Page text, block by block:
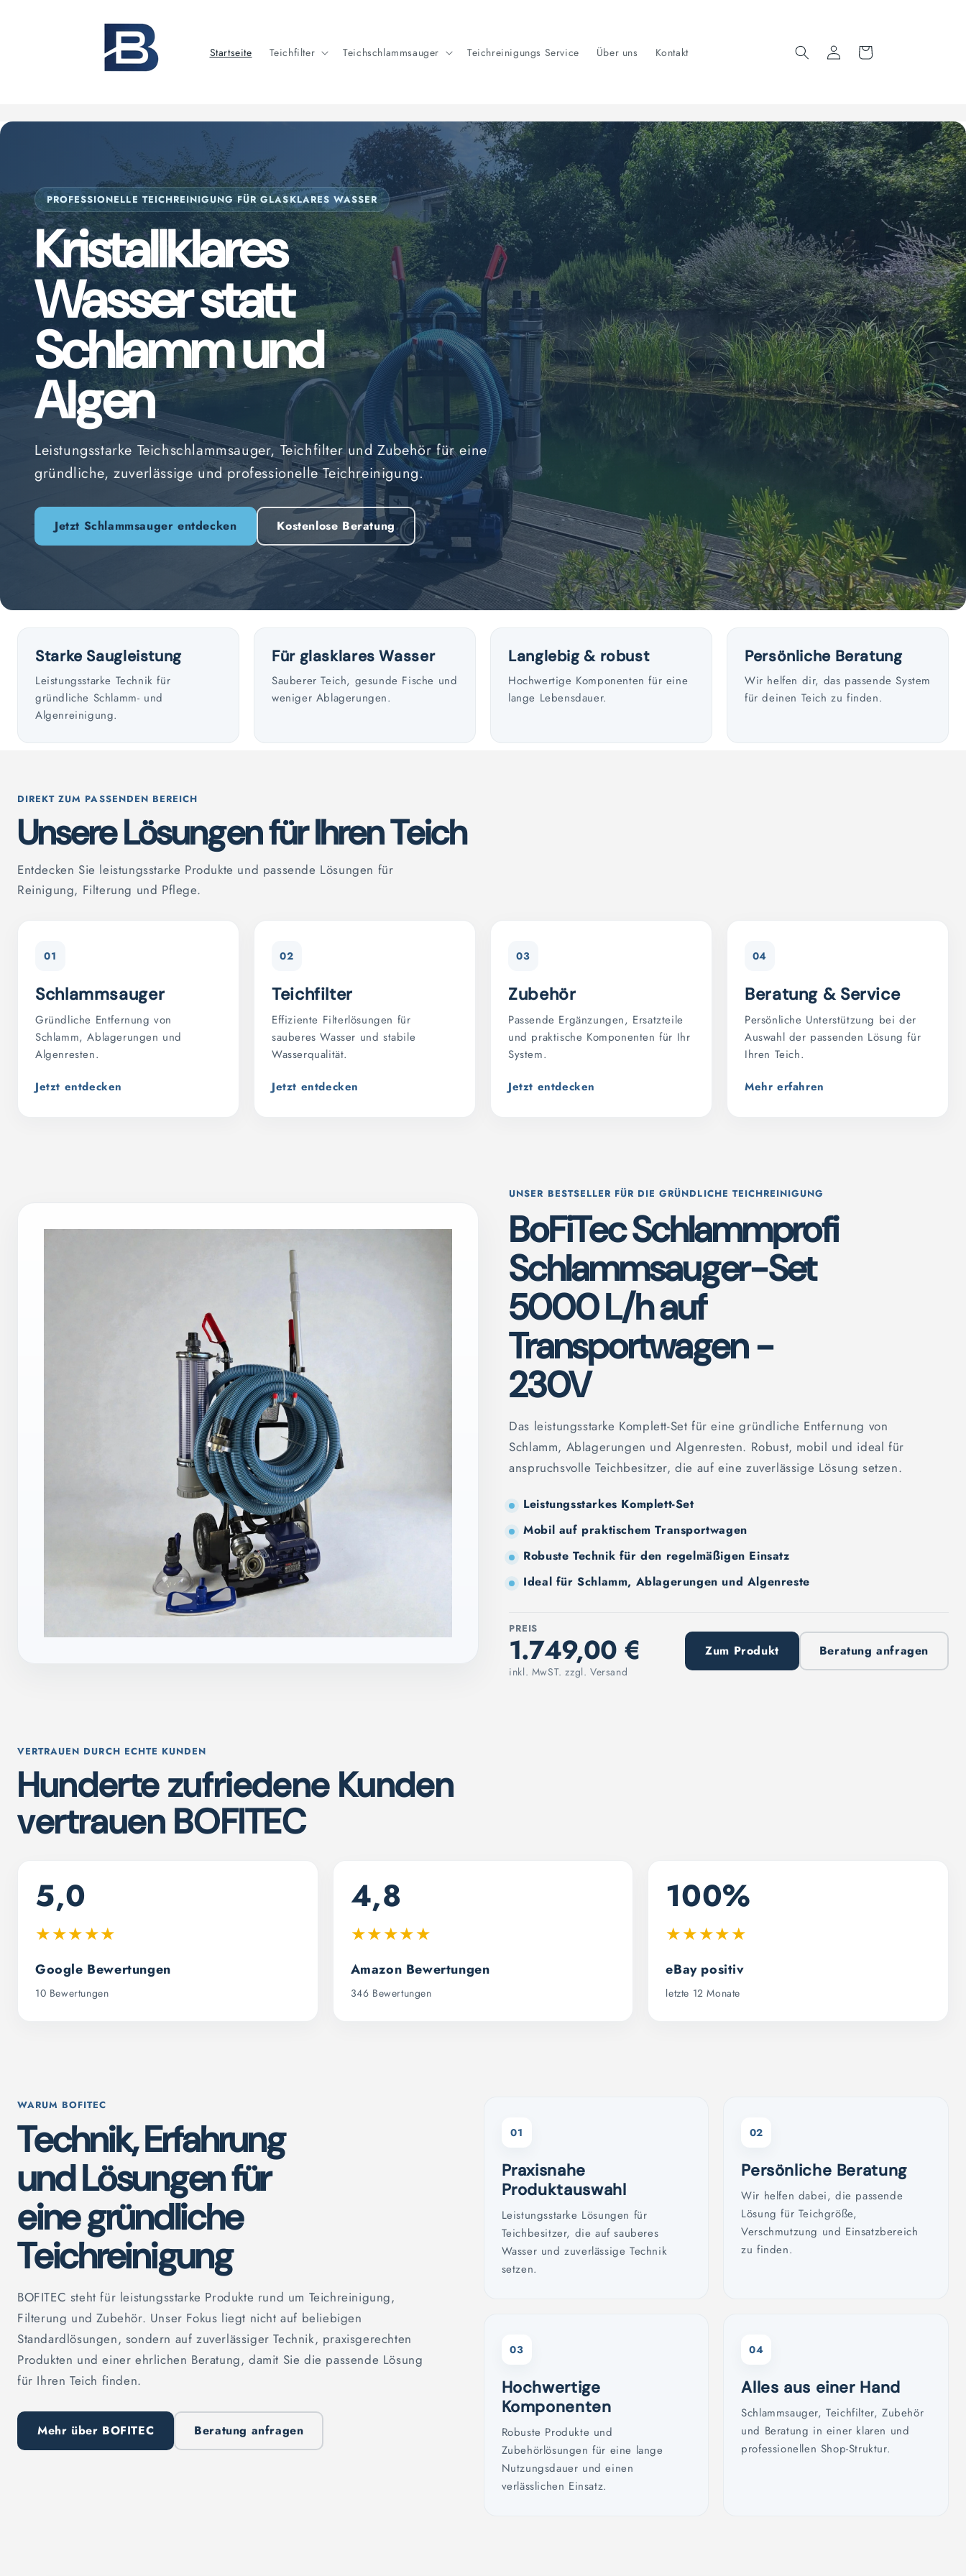
Startseite Teichfilter Teichschlammsauger Teichreinigungs Service Über uns Kontakt EinloggenWarenkorb
PROFESSIONELLE TEICHREINIGUNG FÜR GLASKLARES WASSER
Kristallklares
Wasser statt
Schlamm und
Algen
Leistungsstarke Teichschlammsauger, Teichfilter und Zubehör für eine
gründliche, zuverlässige und professionelle Teichreinigung.
Jetzt Schlammsauger entdecken Kostenlose Beratung
Starke Saugleistung
Leistungsstarke Technik für
gründliche Schlamm- und
Algenreinigung.
Für glasklares Wasser
Sauberer Teich, gesunde Fische und
weniger Ablagerungen.
Langlebig & robust
Hochwertige Komponenten für eine
lange Lebensdauer.
Persönliche Beratung
Wir helfen dir, das passende System
für deinen Teich zu finden.
DIREKT ZUM PASSENDEN BEREICH
Unsere Lösungen für Ihren Teich
Entdecken Sie leistungsstarke Produkte und passende Lösungen für
Reinigung, Filterung und Pflege.
01
Schlammsauger
Gründliche Entfernung von
Schlamm, Ablagerungen und
Algenresten.
Jetzt entdecken
02
Teichfilter
Effiziente Filterlösungen für
sauberes Wasser und stabile
Wasserqualität.
Jetzt entdecken
03
Zubehör
Passende Ergänzungen, Ersatzteile
und praktische Komponenten für Ihr
System.
Jetzt entdecken
04
Beratung & Service
Persönliche Unterstützung bei der
Auswahl der passenden Lösung für
Ihren Teich.
Mehr erfahren
UNSER BESTSELLER FÜR DIE GRÜNDLICHE TEICHREINIGUNG
BoFiTec Schlammprofi
Schlammsauger-Set
5000 L/h auf
Transportwagen -
230V
Das leistungsstarke Komplett-Set für eine gründliche Entfernung von
Schlamm, Ablagerungen und Algenresten. Robust, mobil und ideal für
anspruchsvolle Teichbesitzer, die auf eine zuverlässige Lösung setzen.
Leistungsstarkes Komplett-Set
Mobil auf praktischem Transportwagen
Robuste Technik für den regelmäßigen Einsatz
Ideal für Schlamm, Ablagerungen und Algenreste
PREIS
1.749,00 €
inkl. MwST. zzgl. Versand
Zum Produkt Beratung anfragen
VERTRAUEN DURCH ECHTE KUNDEN
Hunderte zufriedene Kunden
vertrauen BOFITEC
5,0
★★★★★
Google Bewertungen
10 Bewertungen
4,8
★★★★★
Amazon Bewertungen
346 Bewertungen
100%
★★★★★
eBay positiv
letzte 12 Monate
WARUM BOFITEC
Technik, Erfahrung
und Lösungen für
eine gründliche
Teichreinigung
BOFITEC steht für leistungsstarke Produkte rund um Teichreinigung,
Filterung und Zubehör. Unser Fokus liegt nicht auf beliebigen
Standardlösungen, sondern auf zuverlässiger Technik, praxisgerechten
Produkten und einer ehrlichen Beratung, damit Sie die passende Lösung
für Ihren Teich finden.
Mehr über BOFITEC Beratung anfragen
01
Praxisnahe
Produktauswahl
Leistungsstarke Lösungen für
Teichbesitzer, die auf sauberes
Wasser und zuverlässige Technik
setzen.
02
Persönliche Beratung
Wir helfen dabei, die passende
Lösung für Teichgröße,
Verschmutzung und Einsatzbereich
zu finden.
03
Hochwertige
Komponenten
Robuste Produkte und
Zubehörlösungen für eine lange
Nutzungsdauer und einen
verlässlichen Einsatz.
04
Alles aus einer Hand
Schlammsauger, Teichfilter, Zubehör
und Beratung in einer klaren und
professionellen Shop-Struktur.